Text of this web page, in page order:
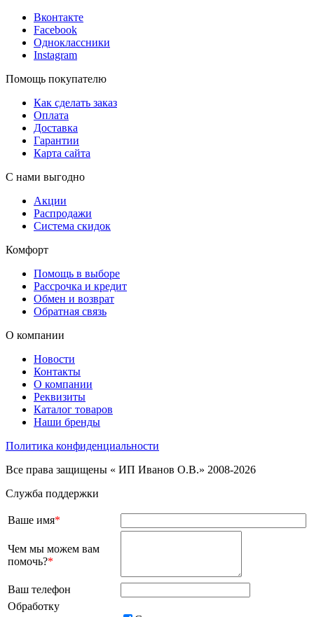
Вконтакте
Facebook
Одноклассники
Instagram
Помощь покупателю
Как сделать заказ
Оплата
Доставка
Гарантии
Карта сайта
С нами выгодно
Акции
Распродажи
Система скидок
Комфорт
Помощь в выборе
Рассрочка и кредит
Обмен и возврат
Обратная связь
О компании
Новости
Контакты
О компании
Реквизиты
Каталог товаров
Наши бренды
Политика конфиденциальности
Все права защищены « ИП Иванов О.В.» 2008-2026
Служба поддержки
Ваше имя*
Чем мы можем вам
помочь?*
Ваш телефон
Обработку